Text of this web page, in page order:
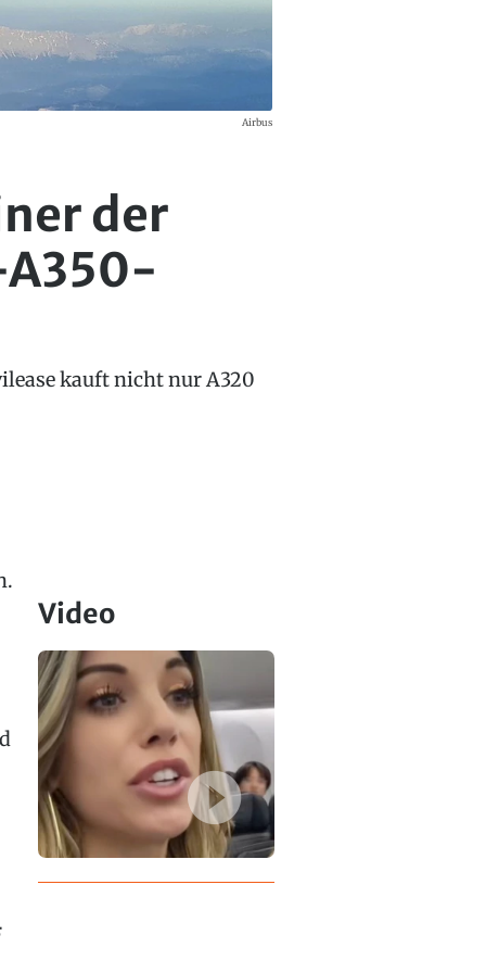
Airbus
der
kauft nicht nur A320
Video